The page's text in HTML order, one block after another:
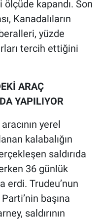
kapandı. Son
Kanadalıların
yüzde
tercih ettiğini
ARAÇ
YAPILIYOR
yerel
kalabalığın
saldırıda
36 günlük
erdi. Trudeu’nun
başına
saldırının